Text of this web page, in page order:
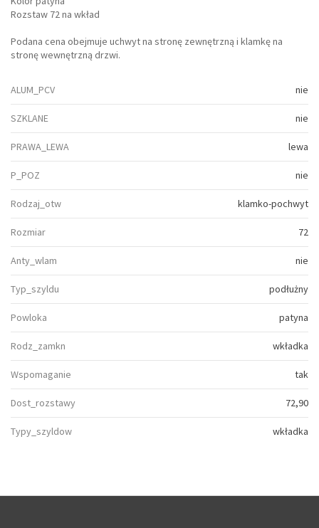
Rozstaw 72 na wkład
Podana cena obejmuje uchwyt na stronę zewnętrzną i klamkę na
stronę wewnętrzną drzwi.
ALUM_PCV nie
SZKLANE nie
PRAWA_LEWA lewa
P_POZ nie
Rodzaj_otw klamko-pochwyt
Rozmiar 72
Anty_wlam nie
Typ_szyldu podłużny
Powloka patyna
Rodz_zamkn wkładka
Wspomaganie tak
Dost_rozstawy 72,90
Typy_szyldow wkładka